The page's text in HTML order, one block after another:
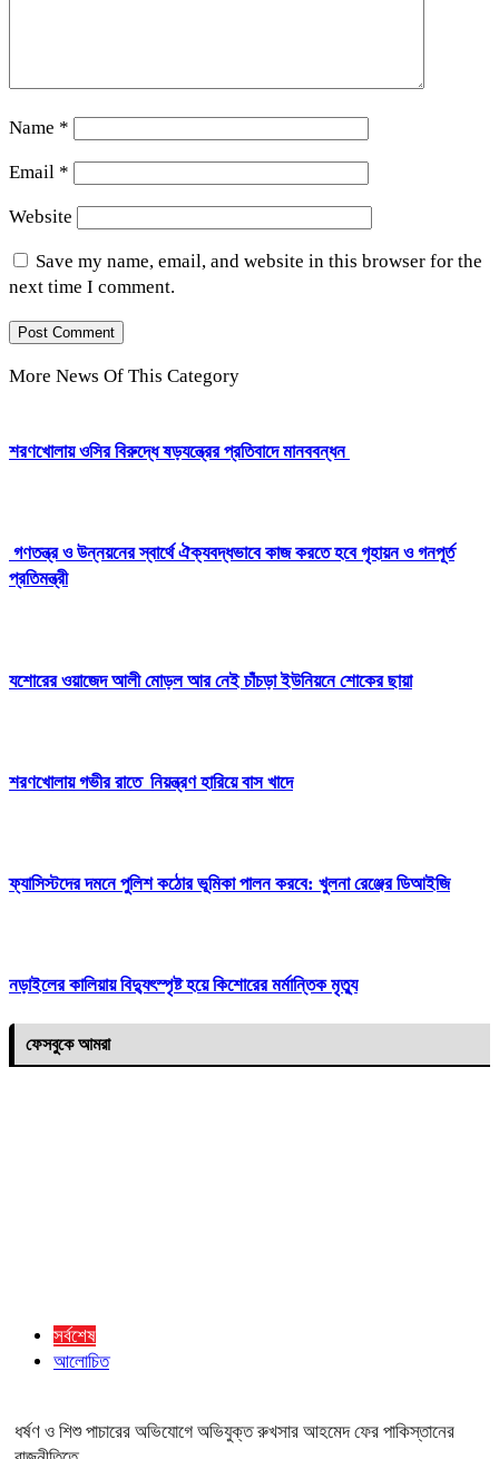
Name *
Email *
Website
Save my name, email, and website in this browser for the
next time I comment.
More News Of This Category
শরণখোলায় ওসির বিরুদ্ধে ষড়যন্ত্রের প্রতিবাদে মানববন্ধন
গণতন্ত্র ও উন্নয়নের স্বার্থে ঐক্যবদ্ধভাবে কাজ করতে হবে গৃহায়ন ও গনপূর্ত
প্রতিমন্ত্রী
যশোরের ওয়াজেদ আলী মোড়ল আর নেই চাঁচড়া ইউনিয়নে শোকের ছায়া
শরণখোলায় গভীর রাতে নিয়ন্ত্রণ হারিয়ে বাস খাদে
ফ্যাসিস্টদের দমনে পুলিশ কঠোর ভূমিকা পালন করবে: খুলনা রেঞ্জের ডিআইজি
নড়াইলের কালিয়ায় বিদ্যুৎস্পৃষ্ট হয়ে কিশোরের মর্মান্তিক মৃত্যু
ফেসবুকে আমরা
সর্বশেষ
আলোচিত
ধর্ষণ ও শিশু পাচারের অভিযোগে অভিযুক্ত রুখসার আহমেদ ফের পাকিস্তানের